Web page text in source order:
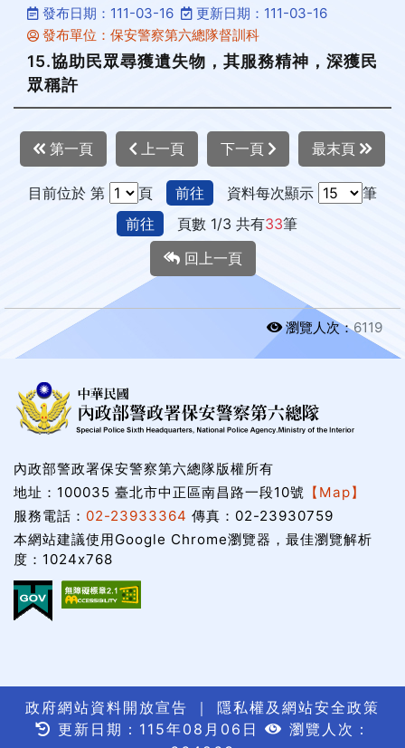
發布日期：111-03-16
更新日期：111-03-16
發布單位：保安警察第六總隊督訓科
15.協助民眾尋獲遺失物，其服務精神，深獲民
眾稱許
第一頁 上一頁 下一頁 最末頁
目前位於 第 頁 前往 資料每次顯示
筆
前往
頁數 1/3 共有33筆
回上一頁
瀏覽人次：6119
內政部警政署保安警察第六總隊版權所有
地址：100035 臺北市中正區南昌路一段10號 【Map】
服務電話： 02-23933364 傳真：02-23930759
本網站建議使用Google Chrome瀏覽器，最佳瀏覽解析
度：1024x768
政府網站資料開放宣告 ｜ 隱私權及網站安全政策
更新日期：115年08月06日
瀏覽人次：